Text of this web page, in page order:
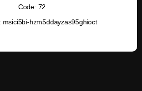
Code: 72
msici5bi-hzm5ddayzas95ghioct